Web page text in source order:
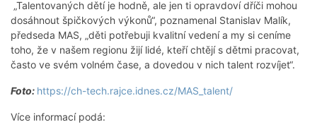
„Talentovaných dětí je hodně, ale jen ti opravdoví dříči mohou
dosáhnout špičkových výkonů“, poznamenal Stanislav Malík,
předseda MAS, „děti potřebuji kvalitní vedení a my si ceníme
toho, že v našem regionu žijí lidé, kteří chtějí s dětmi pracovat,
často ve svém volném čase, a dovedou v nich talent rozvíjet“.
Foto: https://ch-tech.rajce.idnes.cz/MAS_talent/
Více informací podá: